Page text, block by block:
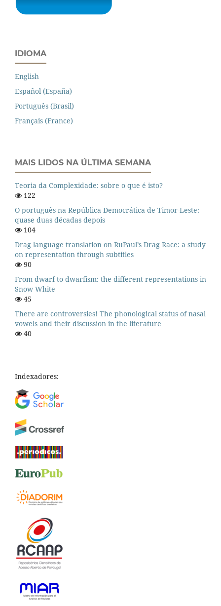
IDIOMA
English
Español (España)
Português (Brasil)
Français (France)
MAIS LIDOS NA ÚLTIMA SEMANA
Teoria da Complexidade: sobre o que é isto?
122
O português na República Democrática de Timor-Leste:
quase duas décadas depois
104
Drag language translation on RuPaul’s Drag Race: a study
on representation through subtitles
90
From dwarf to dwarfism: the different representations in
Snow White
45
There are controversies! The phonological status of nasal
vowels and their discussion in the literature
40
Indexadores: